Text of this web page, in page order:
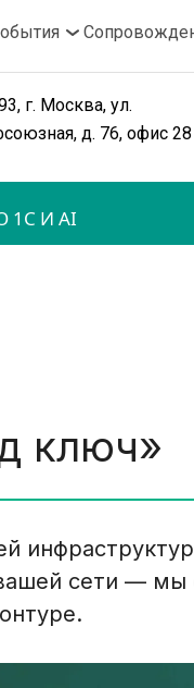
г. Москва, ул.
д. 76, офис 28
1С И AI
ключ»
сети — мы